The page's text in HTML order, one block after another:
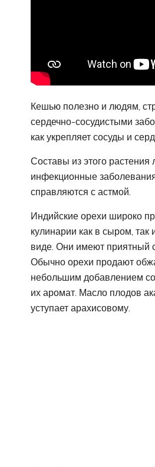
Кешью полезно и людям,
сердечно-сосудистыми
как укрепляет сосуды и
Составы из этого растения
инфекционные
справляются с астмой.
Индийские орехи широко
кулинарии как в сыром,
виде. Они имеют приятный
Обычно орехи продают
небольшим добавлением
их аромат. Масло плодов
уступает арахисовому.